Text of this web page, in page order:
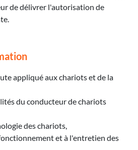
de délivrer l'autorisation de
appliqué aux chariots et de la
du conducteur de chariots
des chariots,
et à l'entretien des